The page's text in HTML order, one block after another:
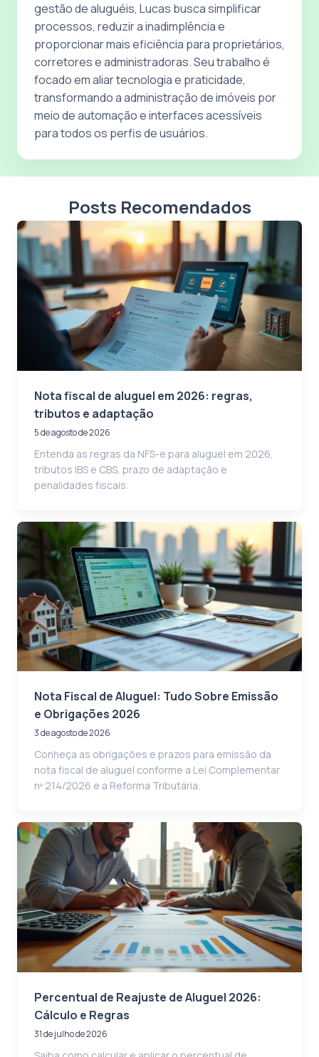
gestão de aluguéis, Lucas busca simplificar
processos, reduzir a inadimplência e
proporcionar mais eficiência para proprietários,
corretores e administradoras. Seu trabalho é
focado em aliar tecnologia e praticidade,
transformando a administração de imóveis por
meio de automação e interfaces acessíveis
para todos os perfis de usuários.
Posts Recomendados
Nota fiscal de aluguel em 2026: regras,
tributos e adaptação
5 de agosto de 2026
Entenda as regras da NFS-e para aluguel em 2026,
tributos IBS e CBS, prazo de adaptação e
penalidades fiscais.
Nota Fiscal de Aluguel: Tudo Sobre Emissão
e Obrigações 2026
3 de agosto de 2026
Conheça as obrigações e prazos para emissão da
nota fiscal de aluguel conforme a Lei Complementar
nº 214/2026 e a Reforma Tributária.
Percentual de Reajuste de Aluguel 2026:
Cálculo e Regras
31 de julho de 2026